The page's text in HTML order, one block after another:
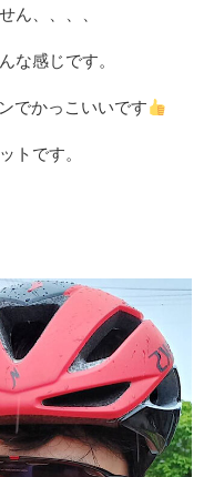
ん、、、、
な感じです。
でかっこいいです
トです。